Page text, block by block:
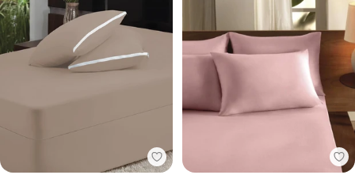
Sul Brasil - Lençol Casal Liso